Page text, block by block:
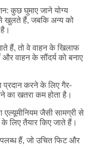
कुछ घुमाए जाने योग्य
से खुलते हैं, जबकि अन्य को
हैं, तो वे वाहन के खिलाफ
वाहन के सौंदर्य को बनाए
प्रदान करने के लिए गैर-
का खतरा कम होता है।
जैसी सामग्री से
के लिए तैयार किए जाते हैं।
हैं, जो उचित फिट और